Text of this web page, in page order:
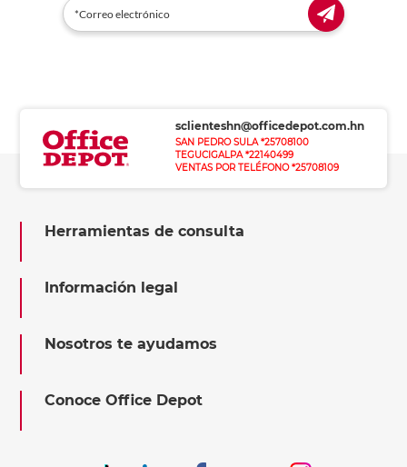
sclienteshn@officedepot.com.hn
SAN PEDRO SULA *25708100
TEGUCIGALPA *22140499
VENTAS POR TELÉFONO *25708109
Herramientas de consulta
Información legal
Nosotros te ayudamos
Conoce Office Depot